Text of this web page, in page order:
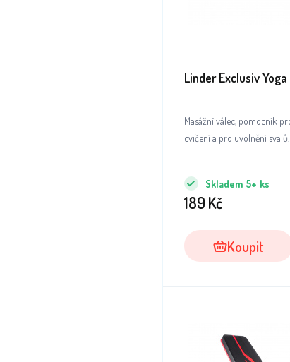
Linder Exclusiv
Masážní válec, pomocník
cvičení a pro uvolnění svalů.
Skladem 5+ ks
189 Kč
Koupit